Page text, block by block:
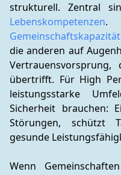
Lebenskompetenzen
Gemeinschaftskapazität
die anderen auf
übertrifft. Für High
leistungsstarke
Sicherheit brauchen:
Störungen, schützt
gesunde
Wenn